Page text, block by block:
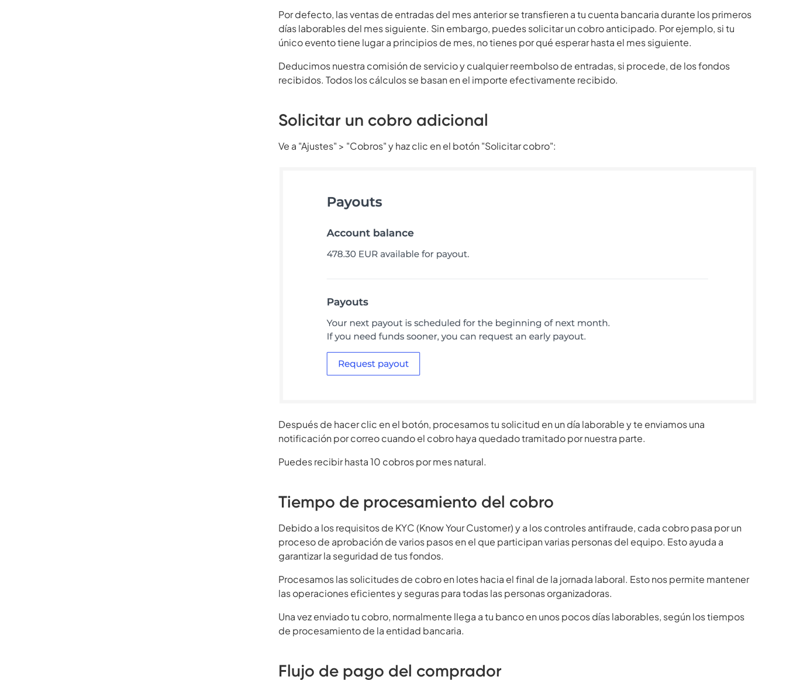
Por defecto, las ventas de entradas del mes anterior se transfieren a tu cuenta bancaria durante los primeros
días laborables del mes siguiente. Sin embargo, puedes solicitar un cobro anticipado. Por ejemplo, si tu
único evento tiene lugar a principios de mes, no tienes por qué esperar hasta el mes siguiente.
Deducimos nuestra comisión de servicio y cualquier reembolso de entradas, si procede, de los fondos
recibidos. Todos los cálculos se basan en el importe efectivamente recibido.
Solicitar un cobro adicional
Ve a "Ajustes" > "Cobros" y haz clic en el botón "Solicitar cobro":
Después de hacer clic en el botón, procesamos tu solicitud en un día laborable y te enviamos una
notificación por correo cuando el cobro haya quedado tramitado por nuestra parte.
Puedes recibir hasta 10 cobros por mes natural.
Tiempo de procesamiento del cobro
Debido a los requisitos de KYC (Know Your Customer) y a los controles antifraude, cada cobro pasa por un
proceso de aprobación de varios pasos en el que participan varias personas del equipo. Esto ayuda a
garantizar la seguridad de tus fondos.
Procesamos las solicitudes de cobro en lotes hacia el final de la jornada laboral. Esto nos permite mantener
las operaciones eficientes y seguras para todas las personas organizadoras.
Una vez enviado tu cobro, normalmente llega a tu banco en unos pocos días laborables, según los tiempos
de procesamiento de la entidad bancaria.
Flujo de pago del comprador